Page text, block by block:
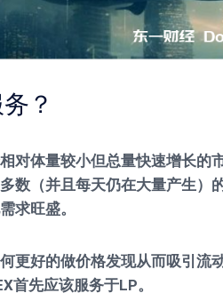
？
对体量较小但总量快速增长的
数（并且每天仍在大量产生）
求旺盛。
更好的做价格发现从而吸引流
首先应该服务于LP。